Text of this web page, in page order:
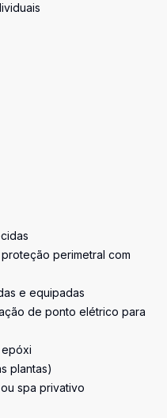
perimetral com
e equipadas
de ponto elétrico para
epóxi
plantas)
spa privativo